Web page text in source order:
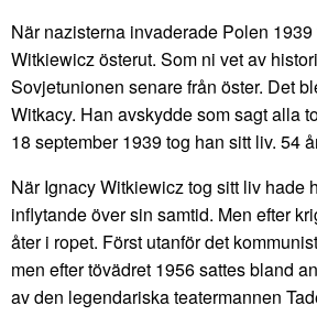
När nazisterna invaderade Polen
Witkiewicz österut. Som ni vet av
Sovjetunionen senare från öster. Det
Witkacy. Han avskydde som sagt alla
18 september 1939 tog han sitt liv. 54
När Ignacy Witkiewicz tog sitt liv hade
inflytande över sin samtid. Men efter
åter i ropet. Först utanför det
men efter tövädret 1956 sattes bland
av den legendariska teatermannen